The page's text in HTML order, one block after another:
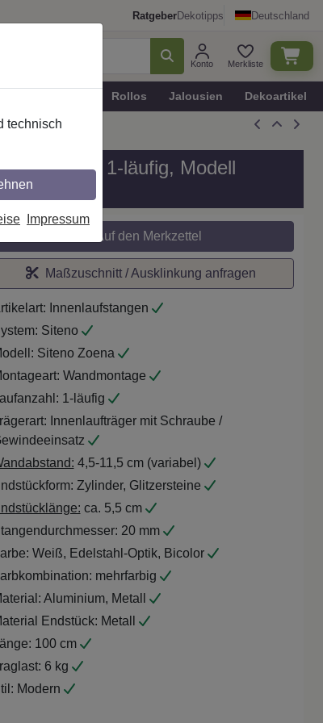
RatgeberDekotipps Deutschland
Konto Merkliste
Rollos Jalousien Dekoartikel
20 mm Ø, 1-läufig, Modell
Auf den Merkzettel
Maßzuschnitt / Ausklinkung anfragen
Innenlaufstangen
Siteno
Siteno Zoena
Wandmontage
1-läufig
Innenlaufträger mit Schraube /
4,5-11,5 cm (variabel)
Zylinder, Glitzersteine
ca. 5,5 cm
20 mm
Weiß, Edelstahl-Optik, Bicolor
mehrfarbig
Aluminium, Metall
Endstück: Metall
100 cm
6 kg
Modern
technisch
Impressum